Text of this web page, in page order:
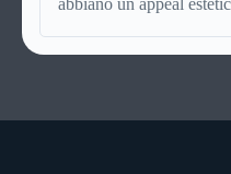
abbiano un appeal
poco attraenti: questo è
sfatare perché si tratta
saranno elencate tutte le